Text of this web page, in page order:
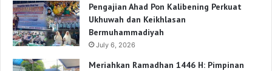
Pengajian Ahad Pon Kalibening Perkuat
Ukhuwah dan Keikhlasan
Bermuhammadiyah
July 6, 2026
Meriahkan Ramadhan 1446 H: Pimpinan